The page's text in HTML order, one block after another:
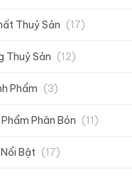
Thuỷ Sản (17)
Thuỷ Sản (12)
Phẩm (3)
Phân Bón (11)
Bật (17)